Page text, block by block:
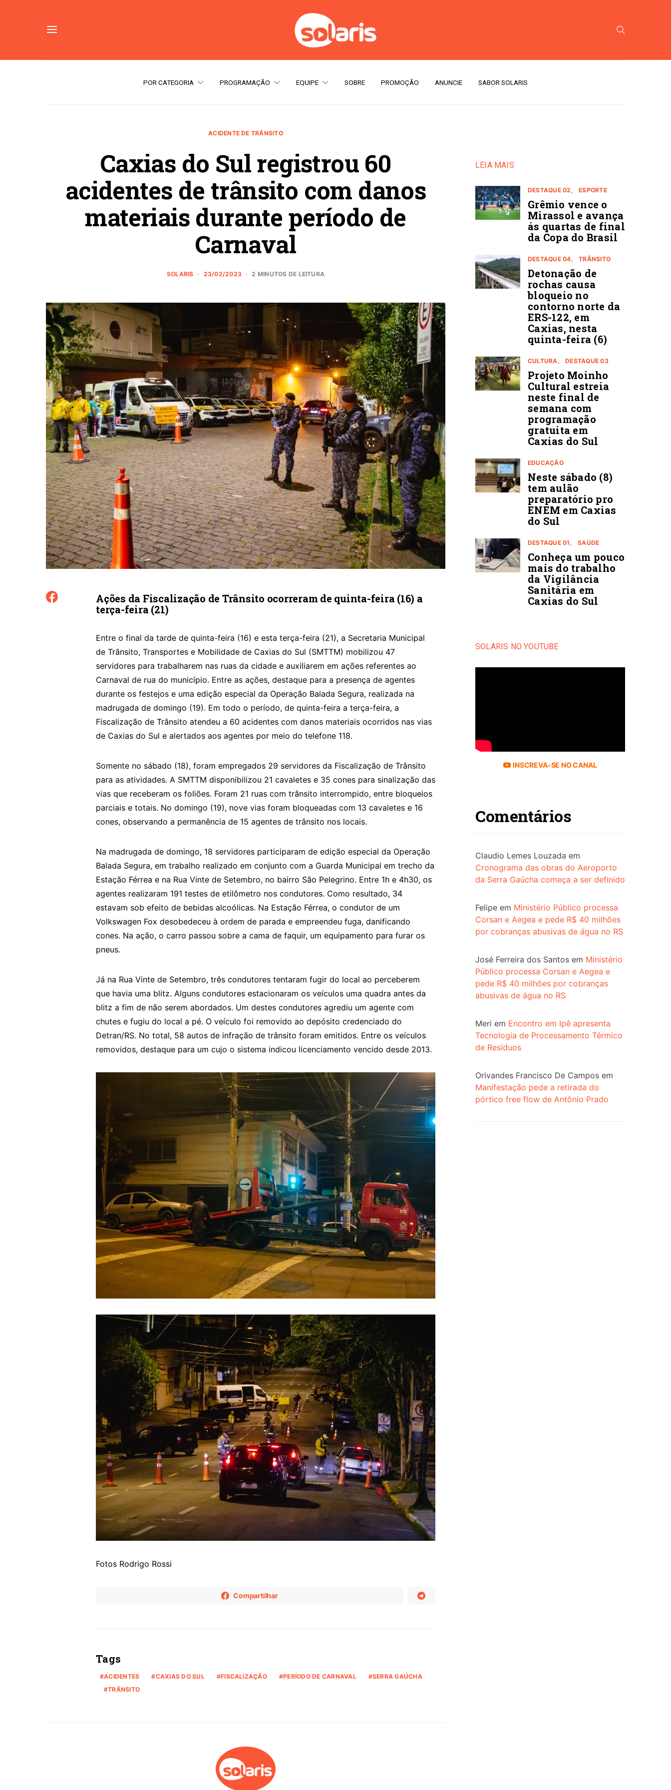
POR CATEGORIA PROGRAMAÇÃO EQUIPE SOBRE PROMOÇÃO ANUNCIE SABOR SOLARIS
ACIDENTE DE TRÂNSITO
Caxias do Sul registrou 60
acidentes de trânsito com danos
materiais durante período de
Carnaval
SOLARIS 23/02/2023 2 MINUTOS DE LEITURA
Ações da Fiscalização de Trânsito ocorreram de quinta-feira (16) a
terça-feira (21)
Entre o final da tarde de quinta-feira (16) e esta terça-feira (21), a Secretaria Municipal
de Trânsito, Transportes e Mobilidade de Caxias do Sul (SMTTM) mobilizou 47
servidores para trabalharem nas ruas da cidade e auxiliarem em ações referentes ao
Carnaval de rua do município. Entre as ações, destaque para a presença de agentes
durante os festejos e uma edição especial da Operação Balada Segura, realizada na
madrugada de domingo (19). Em todo o período, de quinta-feira a terça-feira, a
Fiscalização de Trânsito atendeu a 60 acidentes com danos materiais ocorridos nas vias
de Caxias do Sul e alertados aos agentes por meio do telefone 118.
Somente no sábado (18), foram empregados 29 servidores da Fiscalização de Trânsito
para as atividades. A SMTTM disponibilizou 21 cavaletes e 35 cones para sinalização das
vias que receberam os foliões. Foram 21 ruas com trânsito interrompido, entre bloqueios
parciais e totais. No domingo (19), nove vias foram bloqueadas com 13 cavaletes e 16
cones, observando a permanência de 15 agentes de trânsito nos locais.
Na madrugada de domingo, 18 servidores participaram de edição especial da Operação
Balada Segura, em trabalho realizado em conjunto com a Guarda Municipal em trecho da
Estação Férrea e na Rua Vinte de Setembro, no bairro São Pelegrino. Entre 1h e 4h30, os
agentes realizaram 191 testes de etilômetro nos condutores. Como resultado, 34
estavam sob efeito de bebidas alcoólicas. Na Estação Férrea, o condutor de um
Volkswagen Fox desobedeceu à ordem de parada e empreendeu fuga, danificando
cones. Na ação, o carro passou sobre a cama de faquir, um equipamento para furar os
pneus.
Já na Rua Vinte de Setembro, três condutores tentaram fugir do local ao perceberem
que havia uma blitz. Alguns condutores estacionaram os veículos uma quadra antes da
blitz a fim de não serem abordados. Um destes condutores agrediu um agente com
chutes e fugiu do local a pé. O veículo foi removido ao depósito credenciado do
Detran/RS. No total, 58 autos de infração de trânsito foram emitidos. Entre os veículos
removidos, destaque para um cujo o sistema indicou licenciamento vencido desde 2013.
Fotos Rodrigo Rossi
Compartilhar
Tags
ACIDENTES CAXIAS DO SUL FISCALIZAÇÃO PERÍODO DE CARNAVAL
SERRA GAÚCHA
TRÂNSITO
LEIA MAIS
DESTAQUE 02 ESPORTE
Grêmio vence o
Mirassol e avança
ás quartas de final
da Copa do Brasil
DESTAQUE 04 TRÂNSITO
Detonação de
rochas causa
bloqueio no
contorno norte da
ERS-122, em
Caxias, nesta
quinta-feira (6)
CULTURA DESTAQUE 03
Projeto Moinho
Cultural estreia
neste final de
semana com
programação
gratuita em
Caxias do Sul
EDUCAÇÃO
Neste sábado (8)
tem aulão
preparatório pro
ENEM em Caxias
do Sul
DESTAQUE 01 SAÚDE
Conheça um pouco
mais do trabalho
da Vigilância
Sanitária em
Caxias do Sul
SOLARIS NO YOUTUBE
INSCREVA-SE NO CANAL
Comentários
Claudio Lemes Louzada em
Cronograma das obras do Aeroporto
da Serra Gaúcha começa a ser definido
Felipe em Ministério Público processa
Corsan e Aegea e pede R$ 40 milhões
por cobranças abusivas de água no RS
José Ferreira dos Santos em Ministério
Público processa Corsan e Aegea e
pede R$ 40 milhões por cobranças
abusivas de água no RS
Meri em Encontro em Ipê apresenta
Tecnologia de Processamento Térmico
de Resíduos
Orivandes Francisco De Campos em
Manifestação pede a retirada do
pórtico free flow de Antônio Prado